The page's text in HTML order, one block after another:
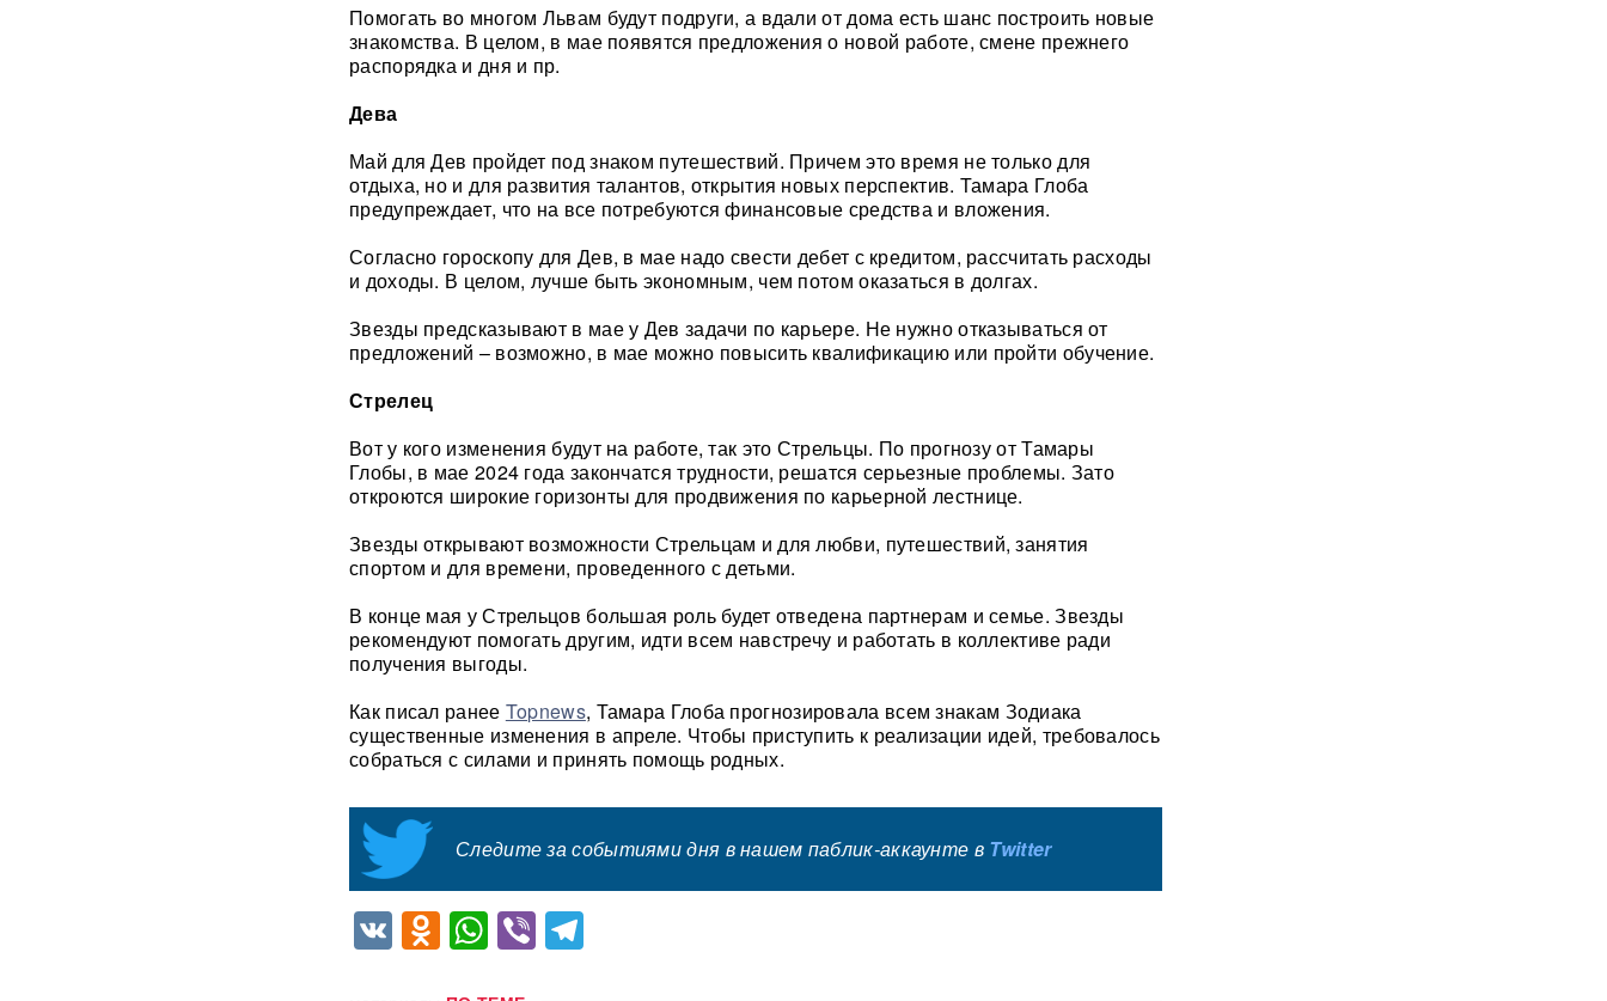
Помогать во многом Львам будут подруги, а вдали от дома есть шанс построить новые
знакомства. В целом, в мае появятся предложения о новой работе, смене прежнего
распорядка и дня и пр.
Дева
Май для Дев пройдет под знаком путешествий. Причем это время не только для
отдыха, но и для развития талантов, открытия новых перспектив. Тамара Глоба
предупреждает, что на все потребуются финансовые средства и вложения.
Согласно гороскопу для Дев, в мае надо свести дебет с кредитом, рассчитать расходы
и доходы. В целом, лучше быть экономным, чем потом оказаться в долгах.
Звезды предсказывают в мае у Дев задачи по карьере. Не нужно отказываться от
предложений – возможно, в мае можно повысить квалификацию или пройти обучение.
Стрелец
Вот у кого изменения будут на работе, так это Стрельцы. По прогнозу от Тамары
Глобы, в мае 2024 года закончатся трудности, решатся серьезные проблемы. Зато
откроются широкие горизонты для продвижения по карьерной лестнице.
Звезды открывают возможности Стрельцам и для любви, путешествий, занятия
спортом и для времени, проведенного с детьми.
В конце мая у Стрельцов большая роль будет отведена партнерам и семье. Звезды
рекомендуют помогать другим, идти всем навстречу и работать в коллективе ради
получения выгоды.
Как писал ранее Topnews, Тамара Глоба прогнозировала всем знакам Зодиака
существенные изменения в апреле. Чтобы приступить к реализации идей, требовалось
собраться с силами и принять помощь родных.
Следите за событиями дня в нашем паблик-аккаунте в Twitter
VKOdnoklassniki
WhatsApp
Viber